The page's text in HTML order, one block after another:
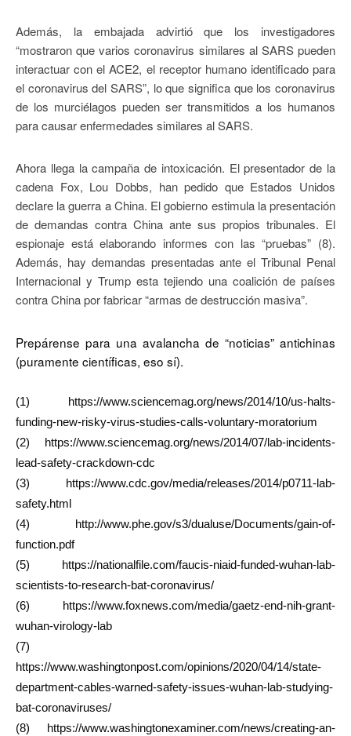
Además, la embajada advirtió que los investigadores
“mostraron que varios coronavirus similares al SARS pueden
interactuar con el ACE2, el receptor humano identificado para
el coronavirus del SARS”, lo que significa que los coronavirus
de los murciélagos pueden ser transmitidos a los humanos
para causar enfermedades similares al SARS.
Ahora llega la campaña de intoxicación. El presentador de la
cadena Fox, Lou Dobbs, han pedido que Estados Unidos
declare la guerra a China. El gobierno estimula la presentación
de demandas contra China ante sus propios tribunales. El
espionaje está elaborando informes con las “pruebas” (8).
Además, hay demandas presentadas ante el Tribunal Penal
Internacional y Trump esta tejiendo una coalición de países
contra China por fabricar “armas de destrucción masiva”.
Prepárense para una avalancha de “noticias” antichinas
(puramente científicas, eso sí).
(1) https://www.sciencemag.org/news/2014/10/us-halts-
funding-new-risky-virus-studies-calls-voluntary-moratorium
(2) https://www.sciencemag.org/news/2014/07/lab-incidents-
lead-safety-crackdown-cdc
(3) https://www.cdc.gov/media/releases/2014/p0711-lab-
safety.html
(4) http://www.phe.gov/s3/dualuse/Documents/gain-of-
function.pdf
(5) https://nationalfile.com/faucis-niaid-funded-wuhan-lab-
scientists-to-research-bat-coronavirus/
(6) https://www.foxnews.com/media/gaetz-end-nih-grant-
wuhan-virology-lab
(7)
https://www.washingtonpost.com/opinions/2020/04/14/state-
department-cables-warned-safety-issues-wuhan-lab-studying-
bat-coronaviruses/
(8) https://www.washingtonexaminer.com/news/creating-an-